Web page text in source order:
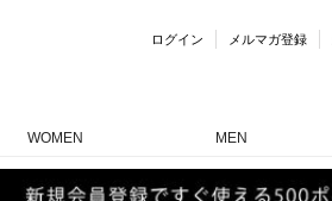
ログイン メルマガ登録
WOMEN MEN